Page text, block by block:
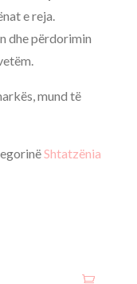
e reja.
dhe përdorimin
mund të
Shtatzënia